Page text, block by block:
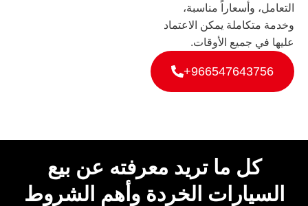
التعامل، وأسعاراً مناسبة،
وخدمة متكاملة يمكن الاعتماد
عليها في جميع الأوقات.
966547643756+
كل ما تريد معرفته عن بيع
السيارات الخردة وأهم الشروط